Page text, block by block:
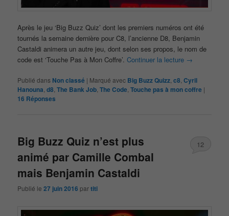
Après le jeu ‘Big Buzz Quiz’ dont les premiers numéros ont été
tournés la semaine dernière pour C8, l’ancienne D8, Benjamin
Castaldi animera un autre jeu, dont selon ses propos, le nom de
code est ‘Touche Pas à Mon Coffre’.Continuer la lecture →
Publié dans Non classé | Marqué avec Big Buzz Quizz,c8,Cyril
Hanouna,d8,The Bank Job,The Code,Touche pas à mon coffre |
16 Réponses
Big Buzz Quiz n’est plus
animé par Camille Combal
mais Benjamin Castaldi
Publié le27 juin 2016 partiti
12